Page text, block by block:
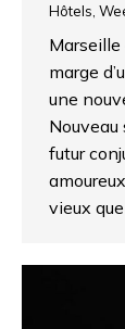
Hôtels
Marseille
marge
une
futur
vieux